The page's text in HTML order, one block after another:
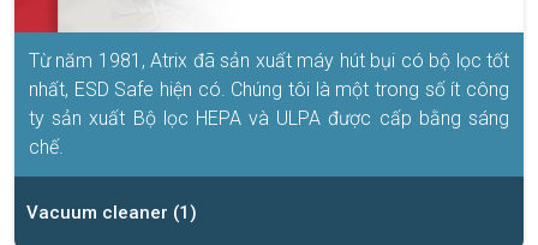
Từ năm 1981, Atrix đã sản xuất máy hút bụi có bộ lọc tốt
nhất, ESD Safe hiện có. Chúng tôi là một trong số ít công
ty sản xuất Bộ lọc HEPA và ULPA được cấp bằng sáng
chế.
Vacuum cleaner (1)